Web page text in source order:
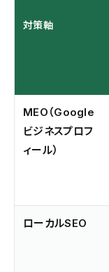
対策軸
MEO（Google
ビジネスプロフ
ィール）
ローカルSEO